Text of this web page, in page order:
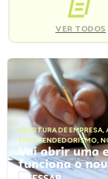
VER TODOS
ABERTURA DE EMPRESA,
EMPREENDEDORISMO,
Vai abrir uma
funciona o